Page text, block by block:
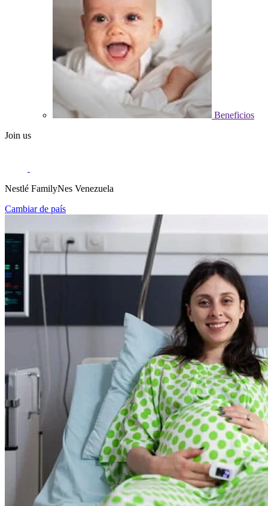
Beneficios
Join us
Nestlé FamilyNes Venezuela
Cambiar de país